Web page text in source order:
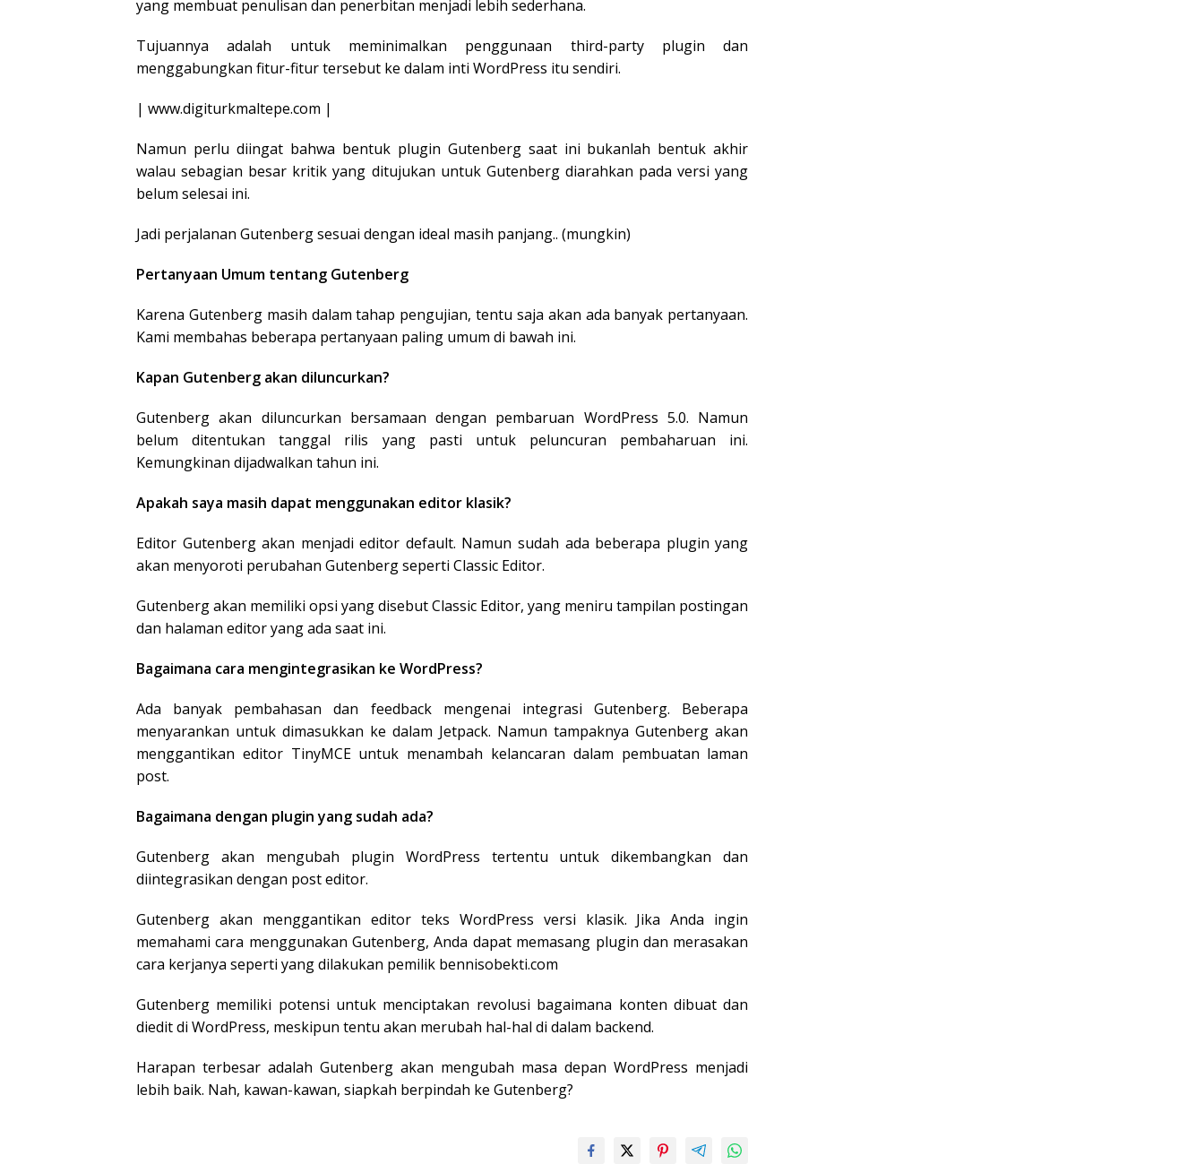
yang membuat penulisan dan penerbitan menjadi lebih sederhana.
Tujuannya adalah untuk meminimalkan penggunaan third-party plugin dan
menggabungkan fitur-fitur tersebut ke dalam inti WordPress itu sendiri.
| www.digiturkmaltepe.com |
Namun perlu diingat bahwa bentuk plugin Gutenberg saat ini bukanlah bentuk akhir
walau sebagian besar kritik yang ditujukan untuk Gutenberg diarahkan pada versi yang
belum selesai ini.
Jadi perjalanan Gutenberg sesuai dengan ideal masih panjang.. (mungkin)
Pertanyaan Umum tentang Gutenberg
Karena Gutenberg masih dalam tahap pengujian, tentu saja akan ada banyak pertanyaan.
Kami membahas beberapa pertanyaan paling umum di bawah ini.
Kapan Gutenberg akan diluncurkan?
Gutenberg akan diluncurkan bersamaan dengan pembaruan WordPress 5.0. Namun
belum ditentukan tanggal rilis yang pasti untuk peluncuran pembaharuan ini.
Kemungkinan dijadwalkan tahun ini.
Apakah saya masih dapat menggunakan editor klasik?
Editor Gutenberg akan menjadi editor default. Namun sudah ada beberapa plugin yang
akan menyoroti perubahan Gutenberg seperti Classic Editor.
Gutenberg akan memiliki opsi yang disebut Classic Editor, yang meniru tampilan postingan
dan halaman editor yang ada saat ini.
Bagaimana cara mengintegrasikan ke WordPress?
Ada banyak pembahasan dan feedback mengenai integrasi Gutenberg. Beberapa
menyarankan untuk dimasukkan ke dalam Jetpack. Namun tampaknya Gutenberg akan
menggantikan editor TinyMCE untuk menambah kelancaran dalam pembuatan laman
post.
Bagaimana dengan plugin yang sudah ada?
Gutenberg akan mengubah plugin WordPress tertentu untuk dikembangkan dan
diintegrasikan dengan post editor.
Gutenberg akan menggantikan editor teks WordPress versi klasik. Jika Anda ingin
memahami cara menggunakan Gutenberg, Anda dapat memasang plugin dan merasakan
cara kerjanya seperti yang dilakukan pemilik bennisobekti.com
Gutenberg memiliki potensi untuk menciptakan revolusi bagaimana konten dibuat dan
diedit di WordPress, meskipun tentu akan merubah hal-hal di dalam backend.
Harapan terbesar adalah Gutenberg akan mengubah masa depan WordPress menjadi
lebih baik. Nah, kawan-kawan, siapkah berpindah ke Gutenberg?